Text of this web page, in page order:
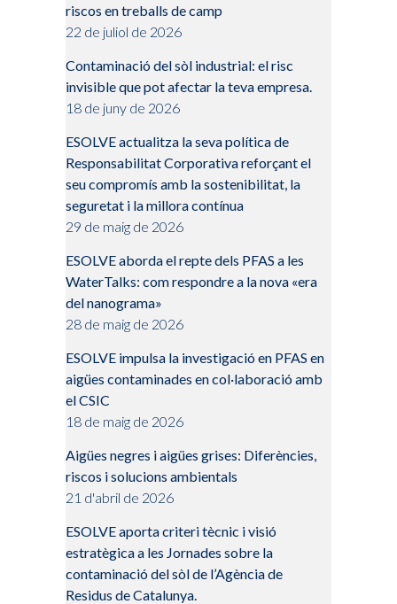
riscos en treballs de camp
22 de juliol de 2026
Contaminació del sòl industrial: el risc
invisible que pot afectar la teva empresa.
18 de juny de 2026
ESOLVE actualitza la seva política de
Responsabilitat Corporativa reforçant el
seu compromís amb la sostenibilitat, la
seguretat i la millora contínua
29 de maig de 2026
ESOLVE aborda el repte dels PFAS a les
WaterTalks: com respondre a la nova «era
del nanograma»
28 de maig de 2026
ESOLVE impulsa la investigació en PFAS en
aigües contaminades en col·laboració amb
el CSIC
18 de maig de 2026
Aigües negres i aigües grises: Diferències,
riscos i solucions ambientals
21 d'abril de 2026
ESOLVE aporta criteri tècnic i visió
estratègica a les Jornades sobre la
contaminació del sòl de l’Agència de
Residus de Catalunya.